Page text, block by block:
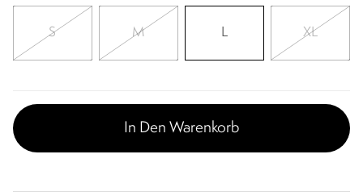
S M L XL
In Den Warenkorb